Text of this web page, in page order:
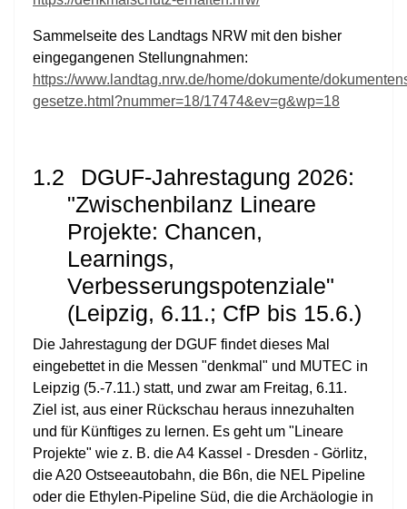
Sammelseite des Landtags NRW mit den bisher
eingegangenen Stellungnahmen:
https://www.landtag.nrw.de/home/dokumente/
gesetze.html?nummer=18/17474&ev=g&wp=18
1.2
DGUF-Jahrestagung 2026:
"Zwischenbilanz Lineare
Projekte: Chancen,
Learnings,
Verbesserungspotenziale"
(Leipzig, 6.11.; CfP bis 15.6.)
Die Jahrestagung der DGUF findet dieses Mal
eingebettet in die Messen "denkmal" und MUTEC in
Leipzig (5.-7.11.) statt, und zwar am Freitag, 6.11.
Ziel ist, aus einer Rückschau heraus innezuhalten
und für Künftiges zu lernen. Es geht um "Lineare
Projekte" wie z. B. die A4 Kassel - Dresden - Görlitz,
die A20 Ostseeautobahn, die B6n, die NEL Pipeline
oder die Ethylen-Pipeline Süd, die die Archäologie in